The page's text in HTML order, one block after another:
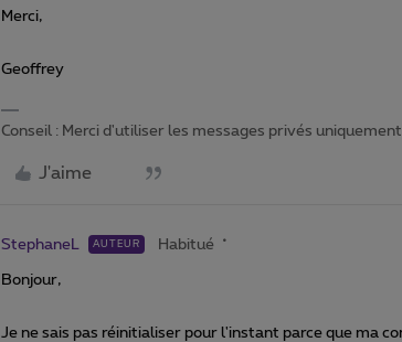
Merci,
Geoffrey
Conseil : Merci d'utiliser les messages privés
J'aime
StephaneL AUTEUR Habitué
Bonjour,
Je ne sais pas réinitialiser pour l'instant parce que ma